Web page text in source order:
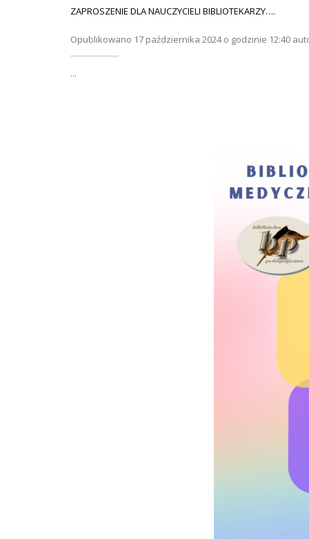
ZAPROSZENIE DLA NAUCZYCIELI BIBLIOTEKARZY….
Opublikowano 17 października 2024 o godzinie 12:40
...